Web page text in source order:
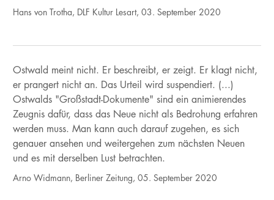
Hans von Trotha, DLF Kultur Lesart, 03. September 2020
Ostwald meint nicht. Er beschreibt, er zeigt. Er klagt nicht,
er prangert nicht an. Das Urteil wird suspendiert. (...)
Ostwalds "Großstadt-Dokumente" sind ein animierendes
Zeugnis dafür, dass das Neue nicht als Bedrohung erfahren
werden muss. Man kann auch darauf zugehen, es sich
genauer ansehen und weitergehen zum nächsten Neuen
und es mit derselben Lust betrachten.
Arno Widmann, Berliner Zeitung, 05. September 2020